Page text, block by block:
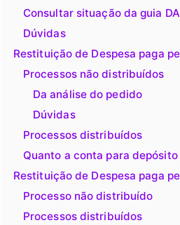
Consultar situação da guia
Dúvidas
Restituição de Despesa paga
Processos não distribuídos
Da análise do pedido
Dúvidas
Processos distribuídos
Quanto a conta para
Restituição de Despesa paga
Processo não distribuído
Processos distribuídos